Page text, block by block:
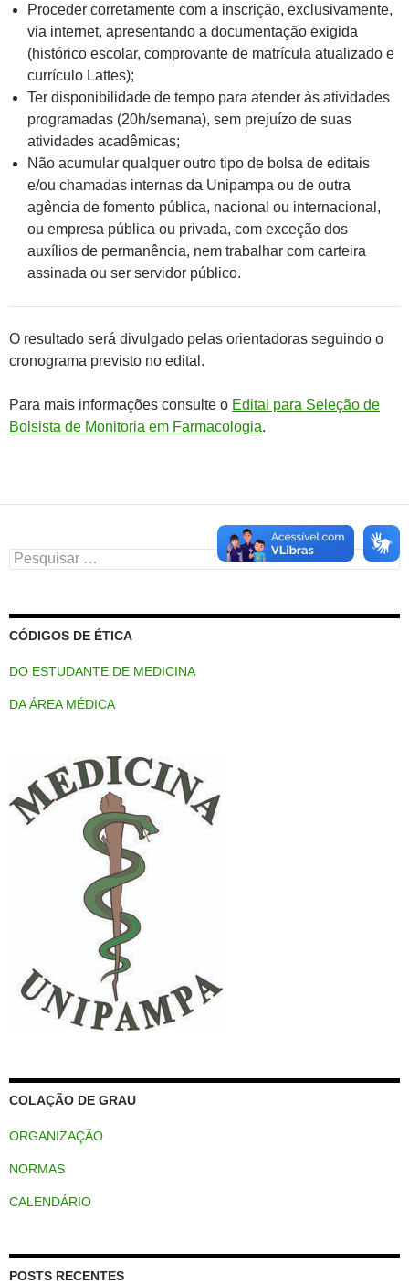
Proceder corretamente com a inscrição, exclusivamente,
via internet, apresentando a documentação exigida
(histórico escolar, comprovante de matrícula atualizado e
currículo Lattes);
Ter disponibilidade de tempo para atender às atividades
programadas (20h/semana), sem prejuízo de suas
atividades acadêmicas;
Não acumular qualquer outro tipo de bolsa de editais
e/ou chamadas internas da Unipampa ou de outra
agência de fomento pública, nacional ou internacional,
ou empresa pública ou privada, com exceção dos
auxílios de permanência, nem trabalhar com carteira
assinada ou ser servidor público.
O resultado será divulgado pelas orientadoras seguindo o
cronograma previsto no edital.
Para mais informações consulte o Edital para Seleção de
Bolsista de Monitoria em Farmacologia.
Pesquisar
por:
CÓDIGOS DE ÉTICA
DO ESTUDANTE DE MEDICINA
DA ÁREA MÉDICA
COLAÇÃO DE GRAU
ORGANIZAÇÃO
NORMAS
CALENDÁRIO
POSTS RECENTES